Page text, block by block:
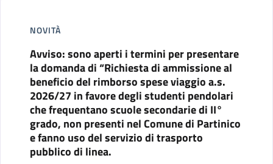
NOVITÀ
Avviso: sono aperti i termini per presentare
la domanda di “Richiesta di ammissione al
beneficio del rimborso spese viaggio a.s.
2026/27 in favore degli studenti pendolari
che frequentano scuole secondarie di II°
grado, non presenti nel Comune di Partinico
e fanno uso del servizio di trasporto
pubblico di linea.